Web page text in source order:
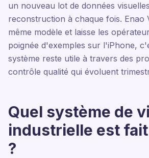
un nouveau lot de données
reconstruction à chaque fois. Enao
même modèle et laisse les
poignée d'exemples sur l'iPhone,
système reste utile à travers des
contrôle qualité qui évoluent
Quel système de
industrielle est
?